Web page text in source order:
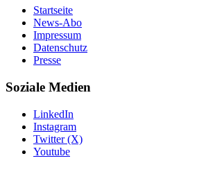
Startseite
News-Abo
Impressum
Datenschutz
Presse
Soziale Medien
LinkedIn
Instagram
Twitter (X)
Youtube